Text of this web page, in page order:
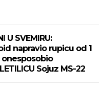
U SVEMIRU:
napravio rupicu od 1
onesposobio
Sojuz MS-22